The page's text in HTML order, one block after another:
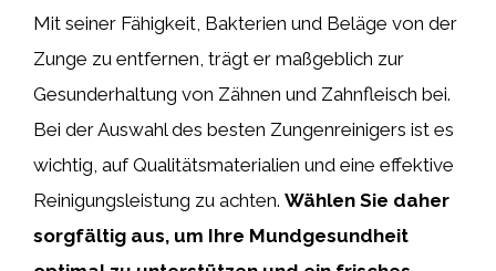
Mit seiner Fähigkeit, Bakterien und Beläge von der
Zunge zu entfernen, trägt er maßgeblich zur
Gesunderhaltung von Zähnen und Zahnfleisch bei.
Bei der Auswahl des besten Zungenreinigers ist es
wichtig, auf Qualitätsmaterialien und eine effektive
Reinigungsleistung zu achten. Wählen Sie daher
sorgfältig aus, um Ihre Mundgesundheit